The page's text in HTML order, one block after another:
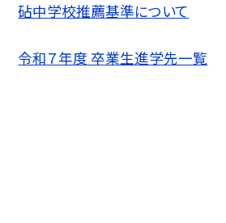
砧中学校推薦基準について
令和７年度 卒業生進学先一覧